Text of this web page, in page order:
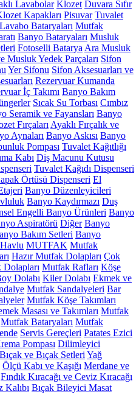
Lavabolar Klozet Duvara Sıfır
Kapakları Pisuvar Tuvalet
Lavabo Bataryaları Mutfak
Banyo Bataryaları Musluk
Fotoselli Batarya Ara Musluk
Musluk Yedek Parçaları Sifon
Yer Sifonu Sifon Aksesuarları ve
Rezervuar Kumanda
İç Takımı Banyo Bakım
Sıcak Su Torbası Cımbız
Seramik ve Fayansları Banyo
Fırçaları Ayaklı Fırçalık ve
Aynaları Banyo Askısı Banyo
Pompası Tuvalet Kağıtlığı
Kabı Diş Macunu Kutusu
Tuvalet Kağıdı Dispenseri
Örtüsü Dispenseri El
Banyo Düzenleyicileri
Banyo Kaydırmazı Duş
Engelli Banyo Ürünleri Banyo
Aspiratörü Diğer Banyo
Bakım Setleri Banyo
Havlu MUTFAK Mutfak
Hazır Mutfak Dolapları Çok
Mutfak Rafları Köşe
Dolabı Kiler Dolabı Ekmek ve
Mutfak Sandalyeleri Bar
Mutfak Köşe Takımları
Masası ve Takımları Mutfak
Mutfak Bataryaları Mutfak
Servis Gereçleri Patates Ezici
Pompası Dilimleyici
Bıçak ve Bıçak Setleri Yağ
Ölçü Kabı ve Kaşığı Merdane ve
Fındık Kıracağı ve Ceviz Kıracağı
Kalıbı Bıçak Bileyici Masat